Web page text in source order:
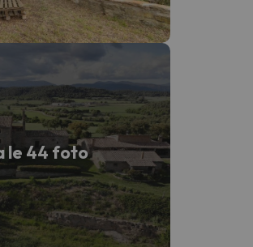
le 44 foto